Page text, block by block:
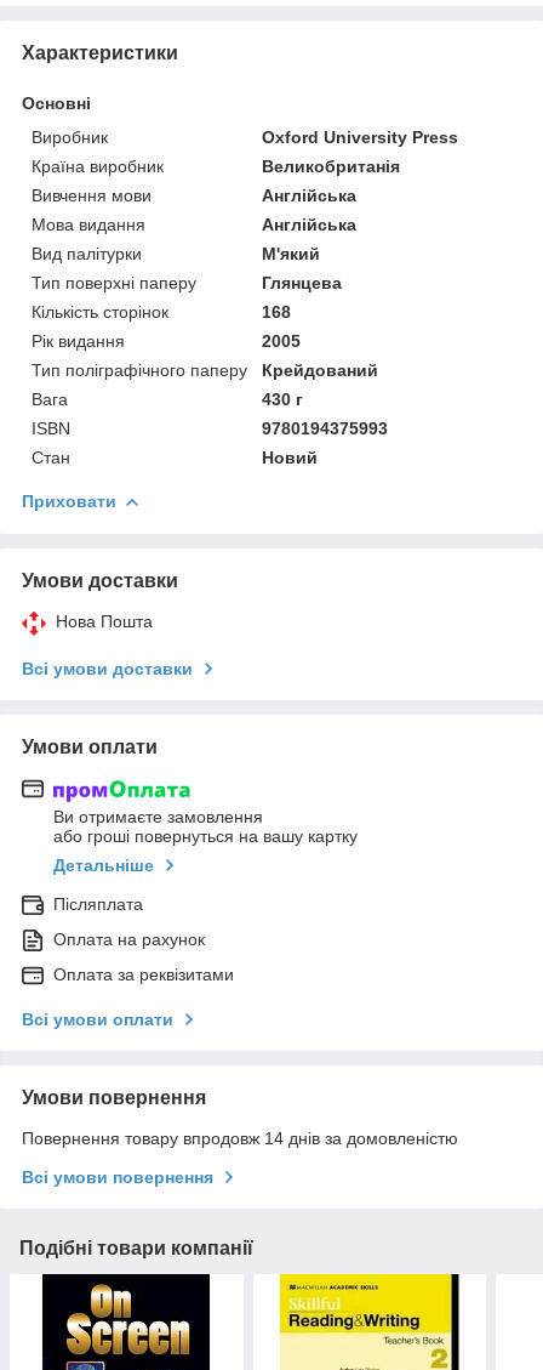
Характеристики
Основні
Виробник
Oxford University Press
Країна виробник
Великобританія
Вивчення мови
Англійська
Мова видання
Англійська
Вид палітурки
М'який
Тип поверхні паперу
Глянцева
Кількість сторінок
168
Рік видання
2005
Тип поліграфічного паперу
Крейдований
Вага
430 г
ISBN
9780194375993
Стан
Новий
Приховати
Умови доставки
Нова Пошта
Всі умови доставки
Умови оплати
Ви отримаєте замовлення
або гроші повернуться на вашу картку
Детальніше
Післяплата
Оплата на рахунок
Оплата за реквізитами
Всі умови оплати
Умови повернення
Повернення товару впродовж 14 днів за домовленістю
Всі умови повернення
Подібні товари компанії